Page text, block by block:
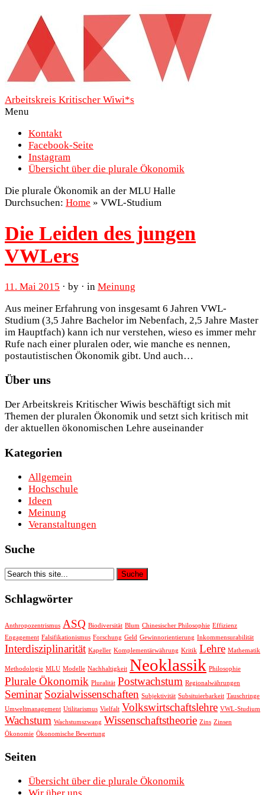
Arbeitskreis Kritischer Wiwi*s
Menu
Kontakt
Facebook-Seite
Instagram
Übersicht über die plurale Ökonomik
Die plurale Ökonomik an der MLU Halle
Durchsuchen: Home » VWL-Studium
Die Leiden des jungen
VWLers
11. Mai 2015 · by · in Meinung
Aus meiner Erfahrung von insgesamt 6 Jahren VWL-
Studium (3,5 Jahre Bachelor im Nebenfach, 2,5 Jahre Master
im Hauptfach) kann ich nur verstehen, wieso es immer mehr
Rufe nach einer pluralen oder, wie manche es nennen,
postautistischen Ökonomik gibt. Und auch…
Über uns
Der Arbeitskreis Kritischer Wiwis beschäftigt sich mit
Themen der pluralen Ökonomik und setzt sich kritisch mit
der aktuellen ökonomischen Lehre auseinander
Kategorien
Allgemein
Hochschule
Ideen
Meinung
Veranstaltungen
Suche
Schlagwörter
Anthropozentrismus ASQ Biodiversität Blum Chinesischer Philosophie Effizienz
Engagement Falsifikationismus Forschung Geld Gewinnorientierung Inkommensurabilität
Interdisziplinarität Kapeller Komplementärwährung Kritik Lehre Mathematik
Methodologie MLU Modelle Nachhaltigkeit Neoklassik Philosophie
Plurale Ökonomik Pluralität Postwachstum Regionalwährungen
Seminar Sozialwissenschaften Subjektivität Subsituierbarkeit Tauschringe
Umweltmanagement Utilitarismus Vielfalt Volkswirtschaftslehre VWL-Studium
Wachstum Wachstumszwang Wissenschaftstheorie Zins Zinsen
Ökonomie Ökonomische Bewertung
Seiten
Übersicht über die plurale Ökonomik